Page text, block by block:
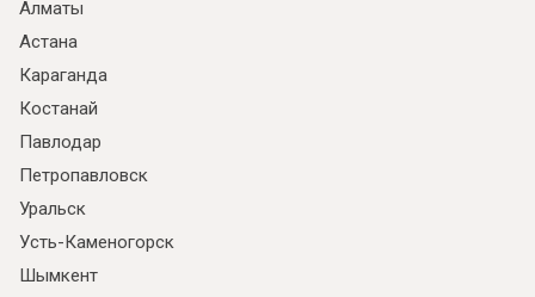
Алматы
Астана
Караганда
Костанай
Павлодар
Петропавловск
Уральск
Усть-Каменогорск
Шымкент